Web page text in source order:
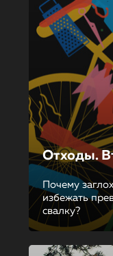
Отходы.
Почему
избежать
свалку?